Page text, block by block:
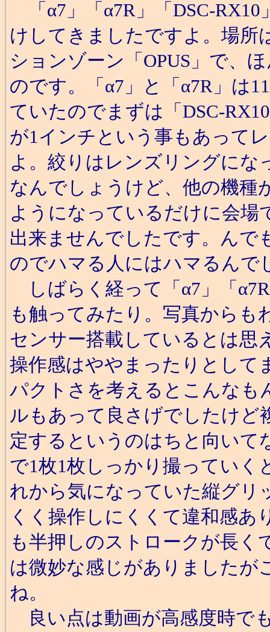
「α7」「α7R」「DSC-
けしてきましたですよ。場所
ションゾーン「OPUS」で、
のです。「α7」と「α7R」は
ていたのでまずは「DSC-
が1インチという事もあって
よ。絞りはレンズリングにな
なんでしょうけど、他の機種
ようになっているだけに会
出来ませんでしたです。んで
のでハマる人にはハマるんで
しばらく経って「α7」「
も触ってみたり。写真からも
センサー搭載しているとは思
操作感はややまったりとして
パクトさを考えるとこんなも
ルもあって良さげでしたけど
定するというのはちと向いて
で1枚1枚しっかり撮ってい
れから気になっていた縦グリ
くく操作しにくくて違和感
も半押しのストロークが長く
は微妙な感じがありましたが
ね。
良い点は動画が高感度時で